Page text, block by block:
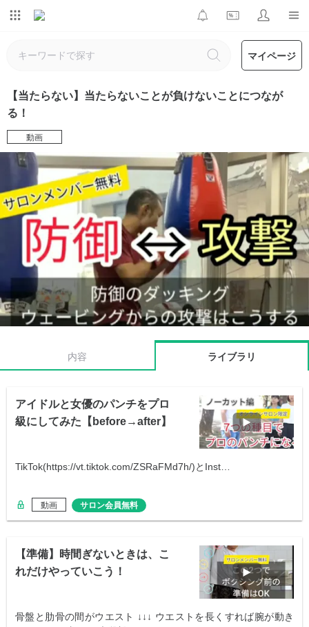
マイページ
【当たらない】当たらないことが負けないことにつなが
る！
動画
内容 ライブラリ
アイドルと女優のパンチをプロ
級にしてみた【before→after】
TikTok(https://vt.tiktok.com/ZSRaFMd7h/)とInst…
動画 サロン会員無料
【準備】時間ぎないときは、こ
れだけやっていこう！
骨盤と肋骨の間がウエスト ↓↓↓ ウエストを長くすれば腕が動き